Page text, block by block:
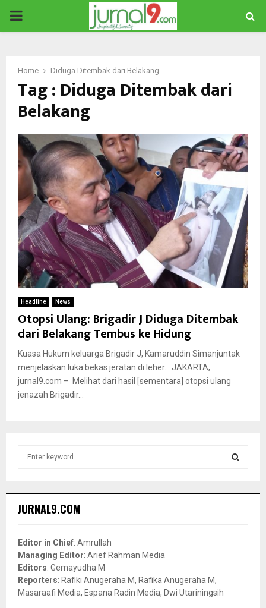
PRIMARY
Home Diduga Ditembak dari Belakang
Tag : Diduga Ditembak dari
Belakang
Headline News
Otopsi Ulang: Brigadir J Diduga Ditembak
dari Belakang Tembus ke Hidung
Kuasa Hukum keluarga Brigadir J, Kamaruddin Simanjuntak
menjelaskan luka bekas jeratan di leher. JAKARTA,
jurnal9.com – Melihat dari hasil [sementara] otopsi ulang
jenazah Brigadir...
h
o
r
:
JURNAL9.COM
Editor in Chief: Amrullah
Managing Editor: Arief Rahman Media
Editors: Gemayudha M
Reporters: Rafiki Anugeraha M, Rafika Anugeraha M,
Masaraafi Media, Espana Radin Media, Dwi Utariningsih